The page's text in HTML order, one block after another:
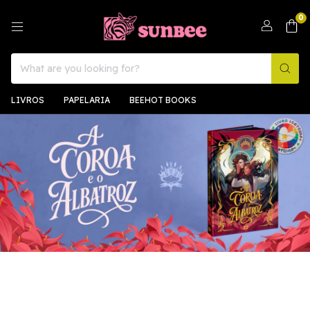
0
LIVROS PAPELARIA BEEHOT BOOKS